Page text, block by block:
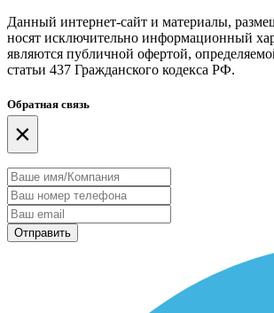
Данный интернет-сайт и материалы,
носят исключительно информационный
являются публичной офертой,
статьи 437 Гражданского кодекса РФ.
Обратная связь
×
Отправить